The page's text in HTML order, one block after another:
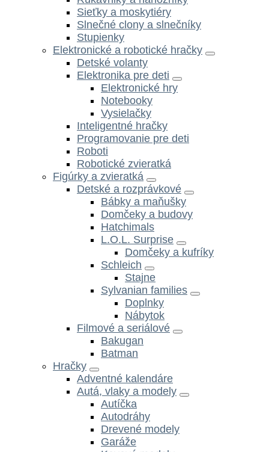
Sieťky a moskytiéry
Slnečné clony a slnečníky
Stupienky
Elektronické a robotické hračky
Detské volanty
Elektronika pre deti
Elektronické hry
Notebooky
Vysielačky
Inteligentné hračky
Programovanie pre deti
Roboti
Robotické zvieratká
Figúrky a zvieratká
Detské a rozprávkové
Bábky a maňušky
Domčeky a budovy
Hatchimals
L.O.L. Surprise
Domčeky a kufríky
Schleich
Stajne
Sylvanian families
Doplnky
Nábytok
Filmové a seriálové
Bakugan
Batman
Hračky
Adventné kalendáre
Autá, vlaky a modely
Autíčka
Autodráhy
Drevené modely
Garáže